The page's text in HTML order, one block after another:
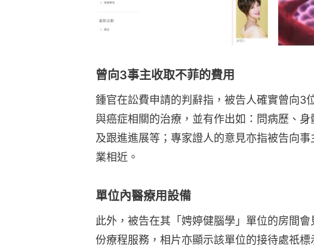
曾向3事主收取不菲的費用
鍾官在訟費申請的判辭指，被告人確實曾向3
與癌症相關的治療，並有作出如：問病歷、
及跟進進展等；專家證人的意見亦指被告向
業相近。
單位內醫療用設備
此外，被告在其「娉婷健腦學」單位的房間
份療程服務，相片亦顯示該單位的接待處祇